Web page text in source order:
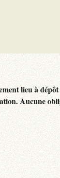
lieu à
Aucune